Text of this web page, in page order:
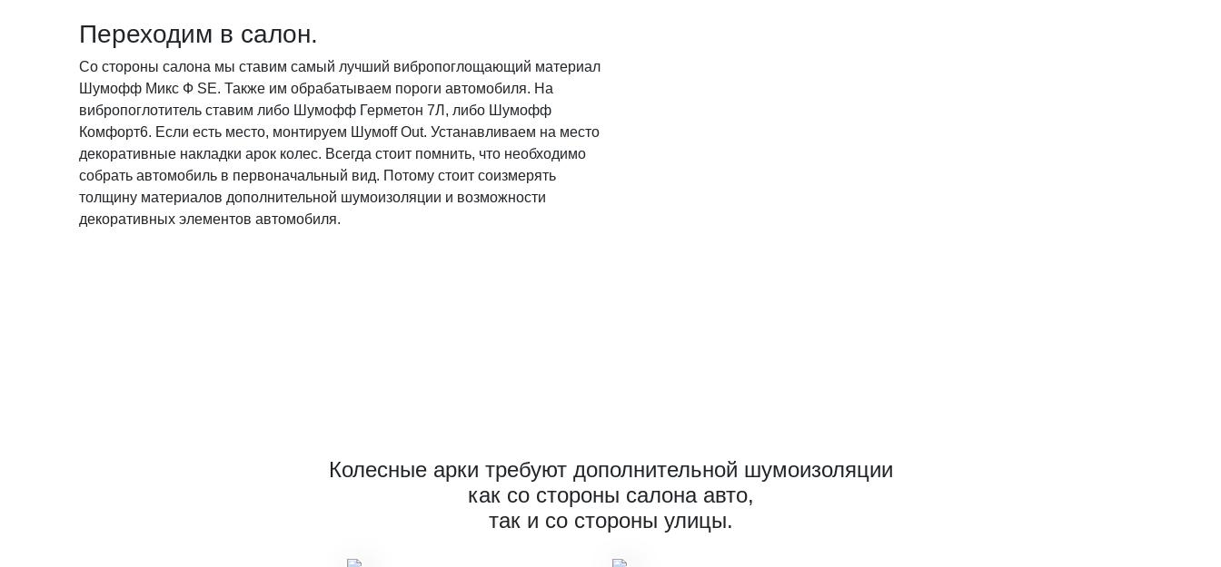
Переходим в салон.
Со стороны салона мы ставим самый лучший вибропоглощающий материал
Шумофф Микс Ф SE. Также им обрабатываем пороги автомобиля. На
вибропоглотитель ставим либо Шумофф Герметон 7Л, либо Шумофф
Комфорт6. Если есть место, монтируем Шумоff Out. Устанавливаем на место
декоративные накладки арок колес. Всегда стоит помнить, что необходимо
собрать автомобиль в первоначальный вид. Потому стоит соизмерять
толщину материалов дополнительной шумоизоляции и возможности
декоративных элементов автомобиля.
Колесные арки требуют дополнительной шумоизоляции
как со стороны салона авто,
так и со стороны улицы.